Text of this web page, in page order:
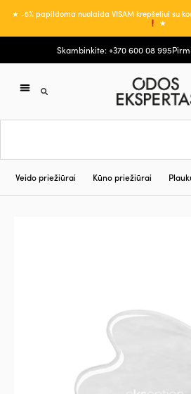
★ -5% papildoma nuolaida VISAM krepšeliui su
★
Skambinkite: +370 600 08 995
Veido priežiūrai Kūno priežiūrai